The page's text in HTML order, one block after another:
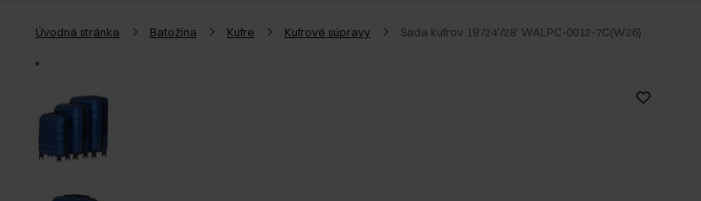
Úvodná stránka Batožina Kufre Kufrové súpravy Sada kufrov 19'/24'/28' WALPC-0012-7C(W26)